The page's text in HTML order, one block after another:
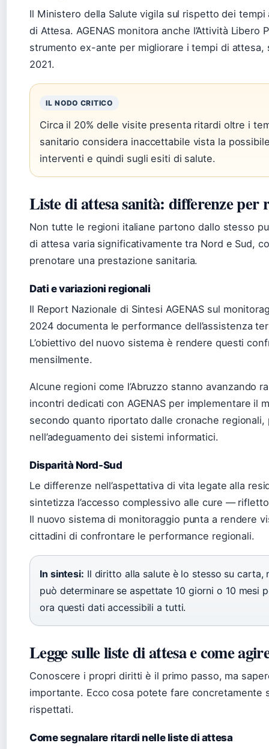
Il Ministero della Salute vigila sul rispetto dei
di Attesa. AGENAS monitora anche l’Attività Libero
strumento ex-ante per migliorare i tempi di attesa,
2021.
IL NODO CRITICO
Circa il 20% delle visite presenta ritardi oltre i
sanitario considera inaccettabile vista la
interventi e quindi sugli esiti di salute.
Liste di attesa sanità: differenze per
Non tutte le regioni italiane partono dallo stesso
di attesa varia significativamente tra Nord e Sud,
prenotare una prestazione sanitaria.
Dati e variazioni regionali
Il Report Nazionale di Sintesi AGENAS sul
2024 documenta le performance dell’assistenza
L’obiettivo del nuovo sistema è rendere questi
mensilmente.
Alcune regioni come l’Abruzzo stanno avanzando
incontri dedicati con AGENAS per implementare il
secondo quanto riportato dalle cronache
nell’adeguamento dei sistemi informatici.
Disparità Nord-Sud
Le differenze nell’aspettativa di vita legate alla
sintetizza l’accesso complessivo alle cure —
Il nuovo sistema di monitoraggio punta a rendere
cittadini di confrontare le performance regionali.
In sintesi: Il diritto alla salute è lo stesso su
può determinare se aspettate 10 giorni o 10 mesi
ora questi dati accessibili a tutti.
Legge sulle liste di attesa e come
Conoscere i propri diritti è il primo passo, ma
importante. Ecco cosa potete fare concretamente
rispettati.
Come segnalare ritardi nelle liste di attesa